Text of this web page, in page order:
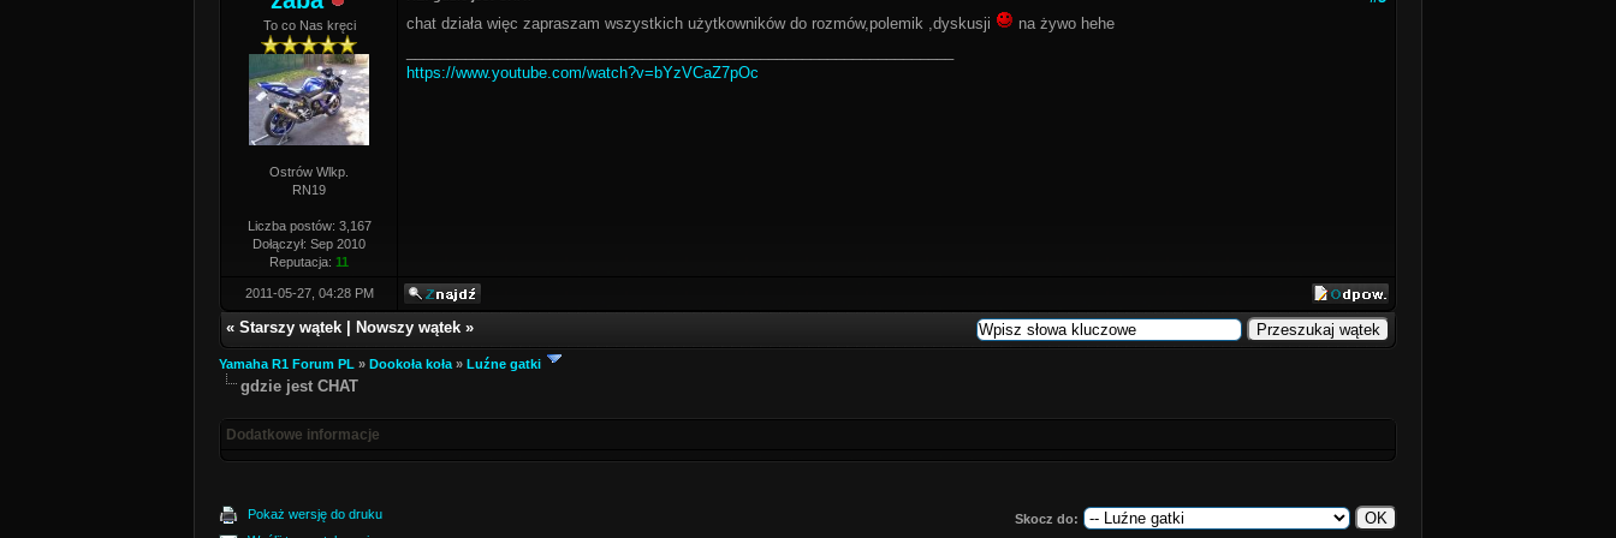
To co Nas kręci
Ostrów Wlkp.
RN19
Liczba postów: 3,167
Dołączył: Sep 2010
Reputacja: 11
chat działa więc zapraszam wszystkich użytkowników do rozmów,polemik ,dyskusji
na żywo hehe
https://www.youtube.com/watch?v=bYzVCaZ7pOc
2011-05-27, 04:28 PM
« Starszy wątek Nowszy wątek »
Yamaha R1 Forum PL » Dookoła koła » Luźne gatki
gdzie jest CHAT
Dodatkowe informacje
Pokaż wersję do druku
Skocz do: